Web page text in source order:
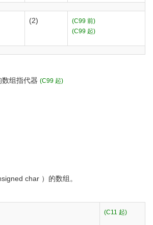
(2)
(C99 前)
(C99 起)
数组指代器 (C99 起)
char ）的数组。
(C11 起)